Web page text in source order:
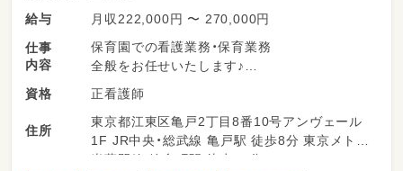
給与
月収222,000円 〜 270,000円
仕事
内容
保育園での看護業務・保育業務
全般をお任せいたします♪
7:30 開園・登園開始
9:00 体操・朝の会・おやつ（1～2歳児）
10:00 年齢別の保育プログラム（戸外遊び・園
資格 正看護師
住所
東京都江東区亀戸2丁目8番10号アンヴェール
1F JR中央・総武線 亀戸駅 徒歩8分 東京メトロ
半蔵門線 錦糸町駅 徒歩10分